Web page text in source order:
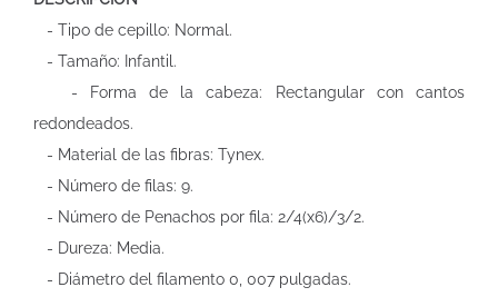
- Tipo de cepillo: Normal.
- Tamaño: Infantil.
- Forma de la cabeza: Rectangular con cantos
redondeados.
- Material de las fibras: Tynex.
- Número de filas: 9.
- Número de Penachos por fila: 2/4(x6)/3/2.
- Dureza: Media.
- Diámetro del filamento 0, 007 pulgadas.